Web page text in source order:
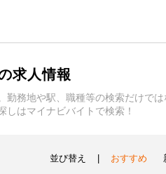
求人情報
務地や駅、職種等の検索だけで
はマイナビバイトで検索！
並び替え おすすめ